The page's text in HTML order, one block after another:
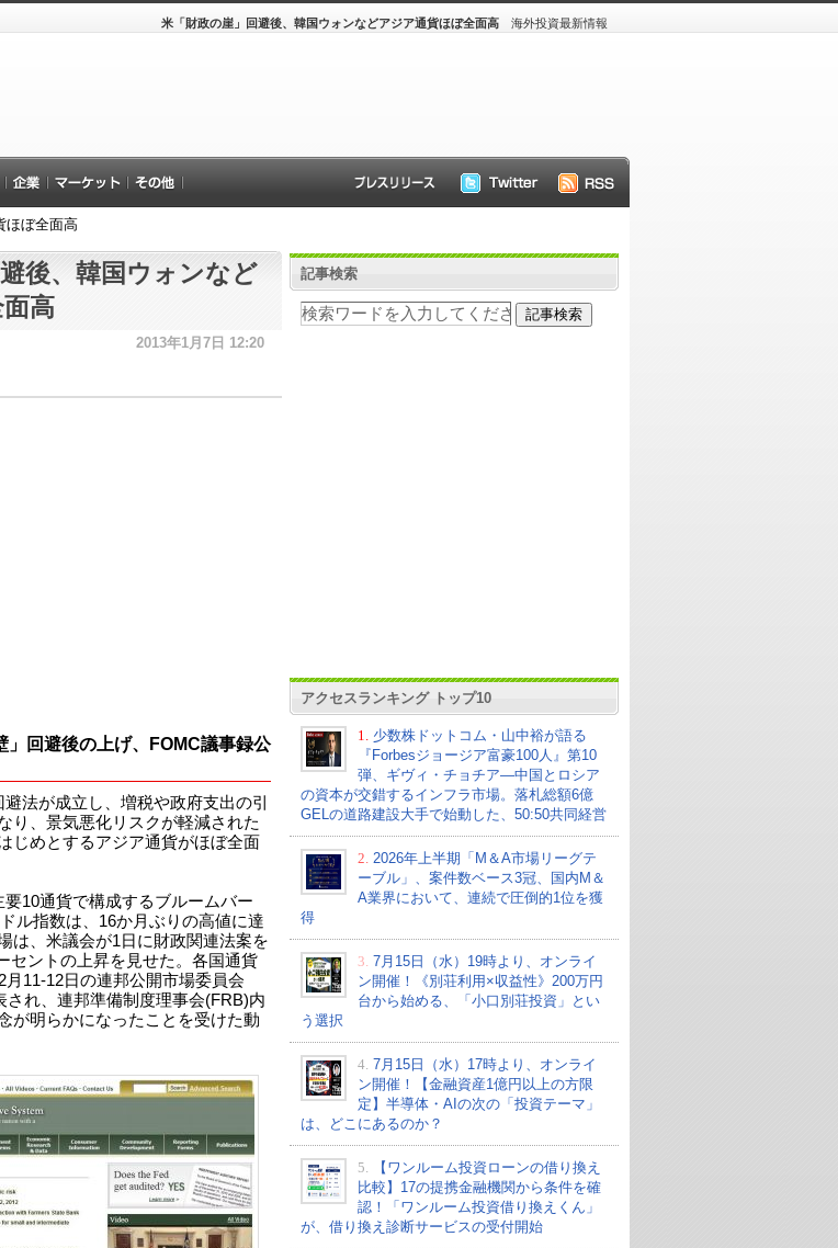
海外投資最新情報
米「財政の崖」回避後、韓国ウォンなどアジア通貨ほぼ全面高
ほぼ全面高
後、韓国ウォンなど
高
2013年1月7日 12:20
」回避後の上げ、FOMC議事録公
法が成立し、増税や政府支出の引
り、景気悪化リスクが軽減された
じめとするアジア通貨がほぼ全面
10通貨で構成するブルームバー
ル指数は、16か月ぶりの高値に達
は、米議会が1日に財政関連法案を
セントの上昇を見せた。各国通貨
11-12日の連邦公開市場委員会
れ、連邦準備制度理事会(FRB)内
が明らかになったことを受けた動
記事検索
アクセスランキング トップ10
1.
少数株ドットコム・山中裕が語る
『Forbesジョージア富豪100人』第10
弾、ギヴィ・チョチア―中国とロシア
の資本が交錯するインフラ市場。落札総額6億
GELの道路建設大手で始動した、50:50共同経営
2. 2026年上半期「M＆A市場リーグテ
ーブル」、案件数ベース3冠、国内M＆
A業界において、連続で圧倒的1位を獲
得
3. 7月15日（水）19時より、オンライ
ン開催！《別荘利用×収益性》200万円
台から始める、「小口別荘投資」とい
う選択
4. 7月15日（水）17時より、オンライ
ン開催！【金融資産1億円以上の方限
定】半導体・AIの次の「投資テーマ」
は、どこにあるのか？
5.
【ワンルーム投資ローンの借り換え
比較】17の提携金融機関から条件を確
認！「ワンルーム投資借り換えくん」
が、借り換え診断サービスの受付開始